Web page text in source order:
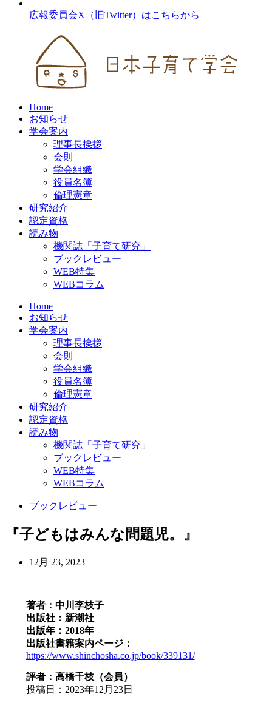
広報委員会X（旧Twitter）はこちらから
Home
お知らせ
学会案内
理事長挨拶
会則
学会組織
役員名簿
倫理憲章
研究紹介
認定資格
読み物
機関誌「子育て研究」
ブックレビュー
WEB特集
WEBコラム
Home
お知らせ
学会案内
理事長挨拶
会則
学会組織
役員名簿
倫理憲章
研究紹介
認定資格
読み物
機関誌「子育て研究」
ブックレビュー
WEB特集
WEBコラム
ブックレビュー
『子どもはみんな問題児。』
12月 23, 2023
著者：中川李枝子
出版社：新潮社
出版年：2018年
出版社書籍案内ページ：
https://www.shinchosha.co.jp/book/339131/
評者：高橋千枝（会員）
投稿日：2023年12月23日